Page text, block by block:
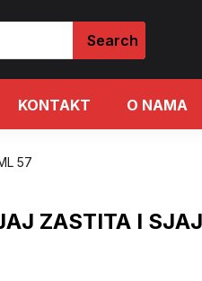
KONTAKT O NAMA
57
ZASTITA I